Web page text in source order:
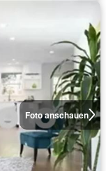
Foto anschauen